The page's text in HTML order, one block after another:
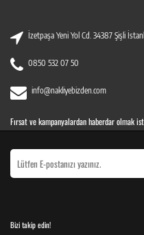
İzetpaşa Yeni Yol Cd. 34387 Şişli
0850 532 07 50
info@nakliyebizden.com
Fırsat ve kampanyalardan haberdar olmak
Bizi takip edin!